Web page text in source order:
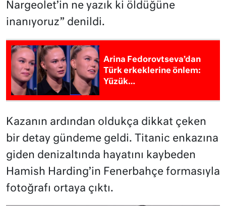
Nargeolet’in ne yazık ki öldüğüne
inanıyoruz” denildi.
Arina Fedorovtseva’dan
Türk erkeklerine önlem:
Yüzük…
Kazanın ardından oldukça dikkat çeken
bir detay gündeme geldi. Titanic enkazına
giden denizaltında hayatını kaybeden
Hamish Harding’in Fenerbahçe formasıyla
fotoğrafı ortaya çıktı.